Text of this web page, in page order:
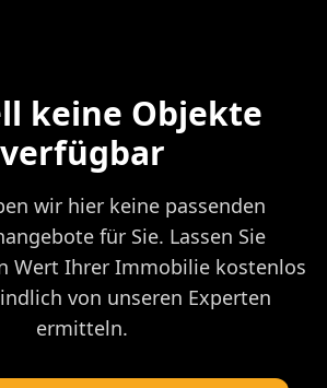
keine Objekte
verfügbar
wir hier keine passenden
für Sie. Lassen Sie
Wert Ihrer Immobilie kostenlos
von unseren Experten
ermitteln.